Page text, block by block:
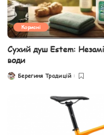
Корисні
Сухий душ Estem:
води
PostedБерегиня Традицій